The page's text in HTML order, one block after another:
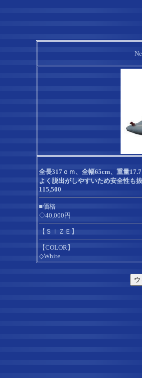
全長317ｃｍ、全幅65cm、重量
よく脱出がしやすいため安全性も
115,500
■価格
◇40,000円
【ＳＩＺＥ】
【COLOR】
◇White